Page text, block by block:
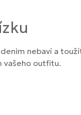
nebaví a
vašeho outfitu.